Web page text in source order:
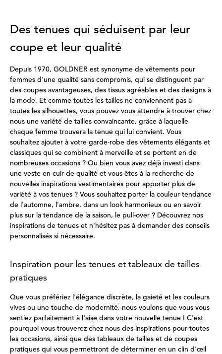
Des tenues qui séduisent par leur
coupe et leur qualité
Depuis 1970, GOLDNER est synonyme de vêtements pour
femmes d'une qualité sans compromis, qui se distinguent par
des coupes avantageuses, des tissus agréables et des designs à
la mode. Et comme toutes les tailles ne conviennent pas à
toutes les silhouettes, vous pouvez vous attendre à trouver chez
nous une variété de tailles convaincante, grâce à laquelle
chaque femme trouvera la tenue qui lui convient. Vous
souhaitez ajouter à votre garde-robe des vêtements élégants et
classiques qui se combinent à merveille et se portent en de
nombreuses occasions ? Ou bien vous avez déjà investi dans
une veste en cuir de qualité et vous êtes à la recherche de
nouvelles inspirations vestimentaires pour apporter plus de
variété à vos tenues ? Vous souhaitez porter la couleur tendance
de l'automne, l'ambre, dans un look harmonieux ou en savoir
plus sur la tendance de la saison, le pull-over ? Découvrez nos
inspirations de tenues et n'hésitez pas à demander des conseils
personnalisés si nécessaire.
Inspiration pour les tenues et tableaux de tailles
pratiques
Que vous préfériez l'élégance discrète, la gaieté et les couleurs
vives ou une touche de modernité, nous voulons que vous vous
sentiez parfaitement à l'aise dans votre nouvelle tenue ! C'est
pourquoi vous trouverez chez nous des inspirations pour toutes
les occasions, ainsi que des tableaux de tailles et de coupes
pratiques qui vous permettront de déterminer en un clin d'œil